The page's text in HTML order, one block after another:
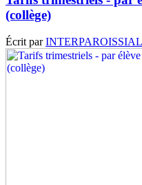
(collège)
Écrit parINTERPAROISSIAL